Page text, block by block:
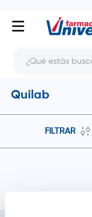
Quilab
FILTRAR